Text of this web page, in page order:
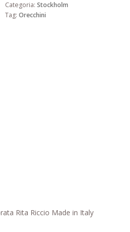
Categoria:Stockholm
Tag:Orecchini
Rita Riccio Made in Italy